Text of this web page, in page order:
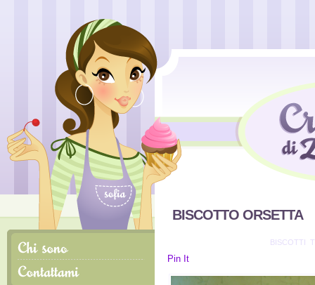
BISCOTTO ORSETTA
BISCOTTI
Pin It